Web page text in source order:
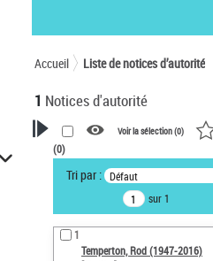
Accueil Liste de notices d’autorité
1 Notices d'autorité
VOTRE RECHERCHE
Recherche avancée dans les
notices d’autorité
Œuvres liées à l'auteur :
Temperton, Rod (1947-2016)
Voir la sélection (0)
(0)
Tri par : Défaut
sur 1
1
Temperton, Rod (1947-2016)